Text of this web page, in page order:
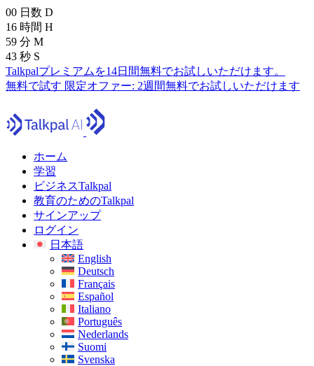
00 日数 D
16 時間 H
59 分 M
41 秒 S
Talkpalプレミアムを14日間無料でお試しいただけます。
無料で試す 限定オファー: 2週間無料でお試しいただけます
ホーム
学習
ビジネスTalkpal
教育のためのTalkpal
サインアップ
ログイン
日本語
English
Deutsch
Français
Español
Italiano
Português
Nederlands
Suomi
Svenska